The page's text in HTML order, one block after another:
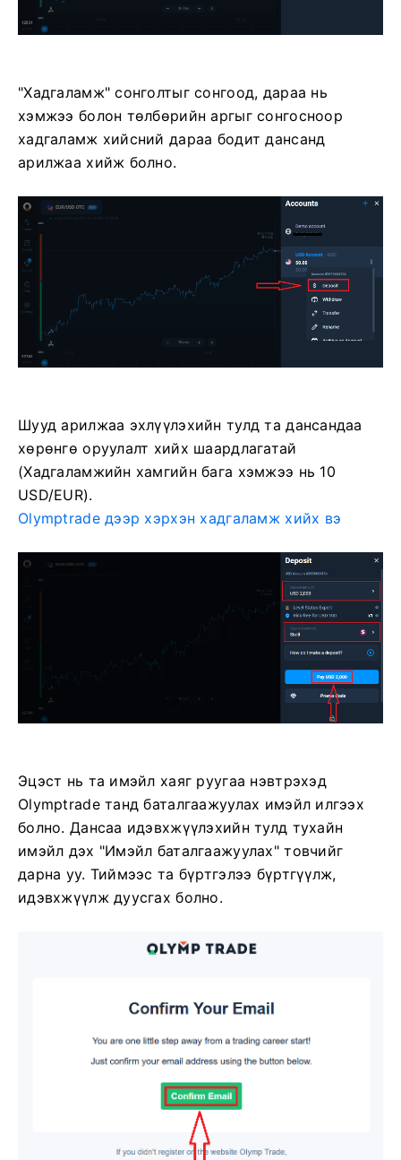
"Хадгаламж" сонголтыг сонгоод, дараа нь
хэмжээ болон төлбөрийн аргыг сонгосноор
хадгаламж хийсний дараа бодит дансанд
арилжаа хийж болно.
Шууд арилжаа эхлүүлэхийн тулд та дансандаа
хөрөнгө оруулалт хийх шаардлагатай
(Хадгаламжийн хамгийн бага хэмжээ нь 10
USD/EUR).
Olymptrade дээр хэрхэн хадгаламж хийх вэ
Эцэст нь та имэйл хаяг руугаа нэвтрэхэд
Olymptrade танд баталгаажуулах имэйл илгээх
болно. Дансаа идэвхжүүлэхийн тулд тухайн
имэйл дэх "Имэйл баталгаажуулах" товчийг
дарна уу. Тиймээс та бүртгэлээ бүртгүүлж,
идэвхжүүлж дуусгах болно.